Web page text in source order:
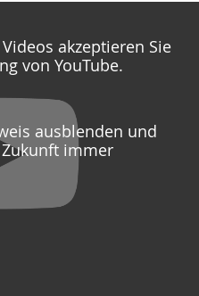
akzeptieren Sie
von YouTube.
ausblenden und
immer